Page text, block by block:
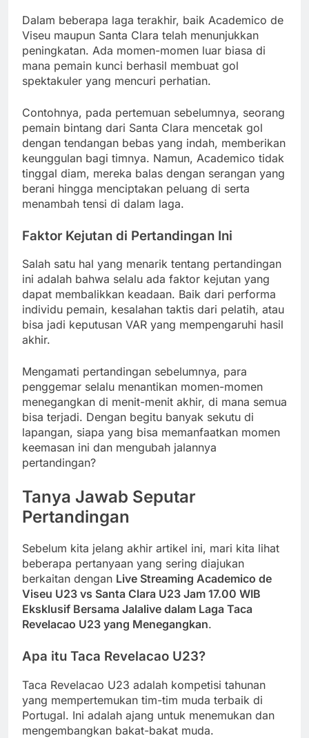
Dalam beberapa laga terakhir, baik Academico de
Viseu maupun Santa Clara telah menunjukkan
peningkatan. Ada momen-momen luar biasa di
mana pemain kunci berhasil membuat gol
spektakuler yang mencuri perhatian.
Contohnya, pada pertemuan sebelumnya, seorang
pemain bintang dari Santa Clara mencetak gol
dengan tendangan bebas yang indah, memberikan
keunggulan bagi timnya. Namun, Academico tidak
tinggal diam, mereka balas dengan serangan yang
berani hingga menciptakan peluang di serta
menambah tensi di dalam laga.
Faktor Kejutan di Pertandingan Ini
Salah satu hal yang menarik tentang pertandingan
ini adalah bahwa selalu ada faktor kejutan yang
dapat membalikkan keadaan. Baik dari performa
individu pemain, kesalahan taktis dari pelatih, atau
bisa jadi keputusan VAR yang mempengaruhi hasil
akhir.
Mengamati pertandingan sebelumnya, para
penggemar selalu menantikan momen-momen
menegangkan di menit-menit akhir, di mana semua
bisa terjadi. Dengan begitu banyak sekutu di
lapangan, siapa yang bisa memanfaatkan momen
keemasan ini dan mengubah jalannya
pertandingan?
Tanya Jawab Seputar
Pertandingan
Sebelum kita jelang akhir artikel ini, mari kita lihat
beberapa pertanyaan yang sering diajukan
berkaitan dengan Live Streaming Academico de
Viseu U23 vs Santa Clara U23 Jam 17.00 WIB
Eksklusif Bersama Jalalive dalam Laga Taca
Revelacao U23 yang Menegangkan.
Apa itu Taca Revelacao U23?
Taca Revelacao U23 adalah kompetisi tahunan
yang mempertemukan tim-tim muda terbaik di
Portugal. Ini adalah ajang untuk menemukan dan
mengembangkan bakat-bakat muda.